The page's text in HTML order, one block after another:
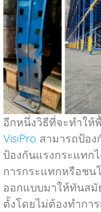
อีกหนึ่งวิธีที่จะทำใ
VisiPro สามารถป้อง
ป้องกันแรงกระแทก
การกระแทกหรือชน
ออกแบบมาให้ทันส
ตั้งโดยไม่ต้องทำกา